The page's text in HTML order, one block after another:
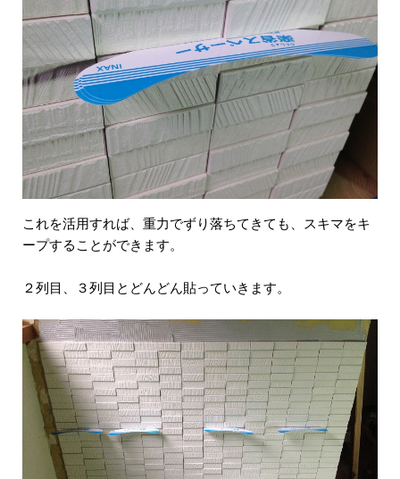
これを活用すれば、重力でずり落ちてきても、スキマをキ
ープすることができます。
２列目、３列目とどんどん貼っていきます。